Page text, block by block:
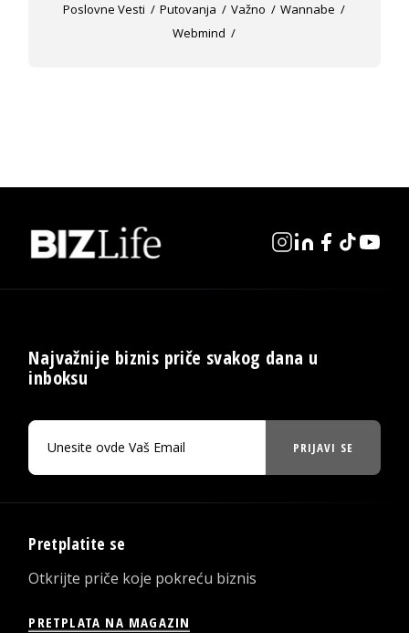
Poslovne Vesti
Putovanja Važno
Wannabe
Webmind
Najvažnije biznis priče svakog dana u
inboksu
PRIJAVI SE
Pretplatite se
Otkrijte priče koje pokreću biznis
PRETPLATA NA MAGAZIN